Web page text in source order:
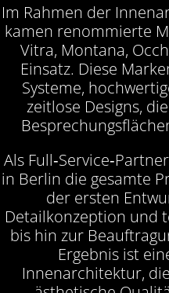
Im Rahmen der
kamen renommierte
Vitra, Montana,
Einsatz. Diese
Systeme,
zeitlose Designs,
Als
in Berlin die gesamte
der ersten
Detailkonzeption und
bis hin zur
Ergebnis ist
Innenarchitektur,